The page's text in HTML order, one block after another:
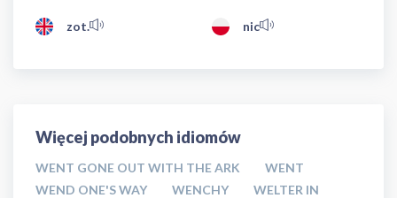
zot. nic
Więcej podobnych idiomów
WENT GONE OUT WITH THE ARK
WENT
WEND ONE'S WAY
WENCHY
WELTER IN